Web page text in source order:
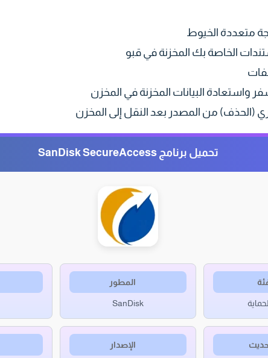
متعددة الخيوط
الخاصة بك المخزنة في قبو
واستعادة البيانات المخزنة في المخزن
(الحذف) من المصدر بعد النقل إلى المخزن
تحميل برنامج SanDisk SecureAccess
المطور
SanDisk
الإصدار